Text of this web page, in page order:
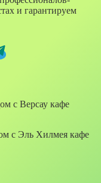
и гарантируем
с Версау кафе
с Эль Хилмея кафе